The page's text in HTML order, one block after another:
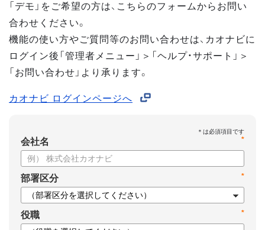
「デモ」をご希望の方は、こちらのフォームからお問い
合わせください。
機能の使い方やご質問等のお問い合わせは、カオナビに
ログイン後「管理者メニュー」＞「ヘルプ・サポート」＞
「お問い合わせ」より承ります。
カオナビ ログインページへ
*
会社名
*
部署区分
*
役職